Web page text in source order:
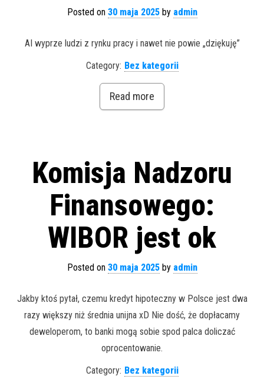
Posted on 30 maja 2025by admin
AI wyprze ludzi z rynku pracy i nawet nie powie „dziękuję”
Category: Bez kategorii
Read more
Komisja Nadzoru
Finansowego:
WIBOR jest ok
Posted on 30 maja 2025by admin
Jakby ktoś pytał, czemu kredyt hipoteczny w Polsce jest dwa
razy większy niż średnia unijna xD Nie dość, że dopłacamy
deweloperom, to banki mogą sobie spod palca doliczać
oprocentowanie.
Category: Bez kategorii